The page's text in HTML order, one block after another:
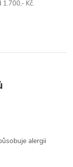
1.700,- Kč.
alergii